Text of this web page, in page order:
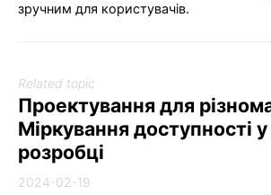
зручним для користувачів.
Related topic
Проектування для
Міркування доступності
розробці
2024-02-19